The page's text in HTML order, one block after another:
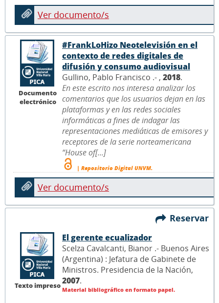
Ver documento/s
Documento
electrónico
#FrankLoHizo Neotelevisión en el
contexto de redes digitales de
difusión y consumo audiovisual
Gullino, Pablo Francisco .- , 2018.
En este escrito nos interesa analizar los
comentarios que los usuarios dejan en las
plataformas y en las redes sociales
informáticas a fines de indagar las
representaciones mediáticas de emisores y
receptores de la serie norteamericana
“House of[...]
| Repositorio Digital UNVM.
Ver documento/s
Reservar
Texto impreso
El gerente ecualizador
Scelza Cavalcanti, Bianor .- Buenos Aires
(Argentina) : Jefatura de Gabinete de
Ministros. Presidencia de la Nación,
2007.
Material bibliográfico en formato papel.